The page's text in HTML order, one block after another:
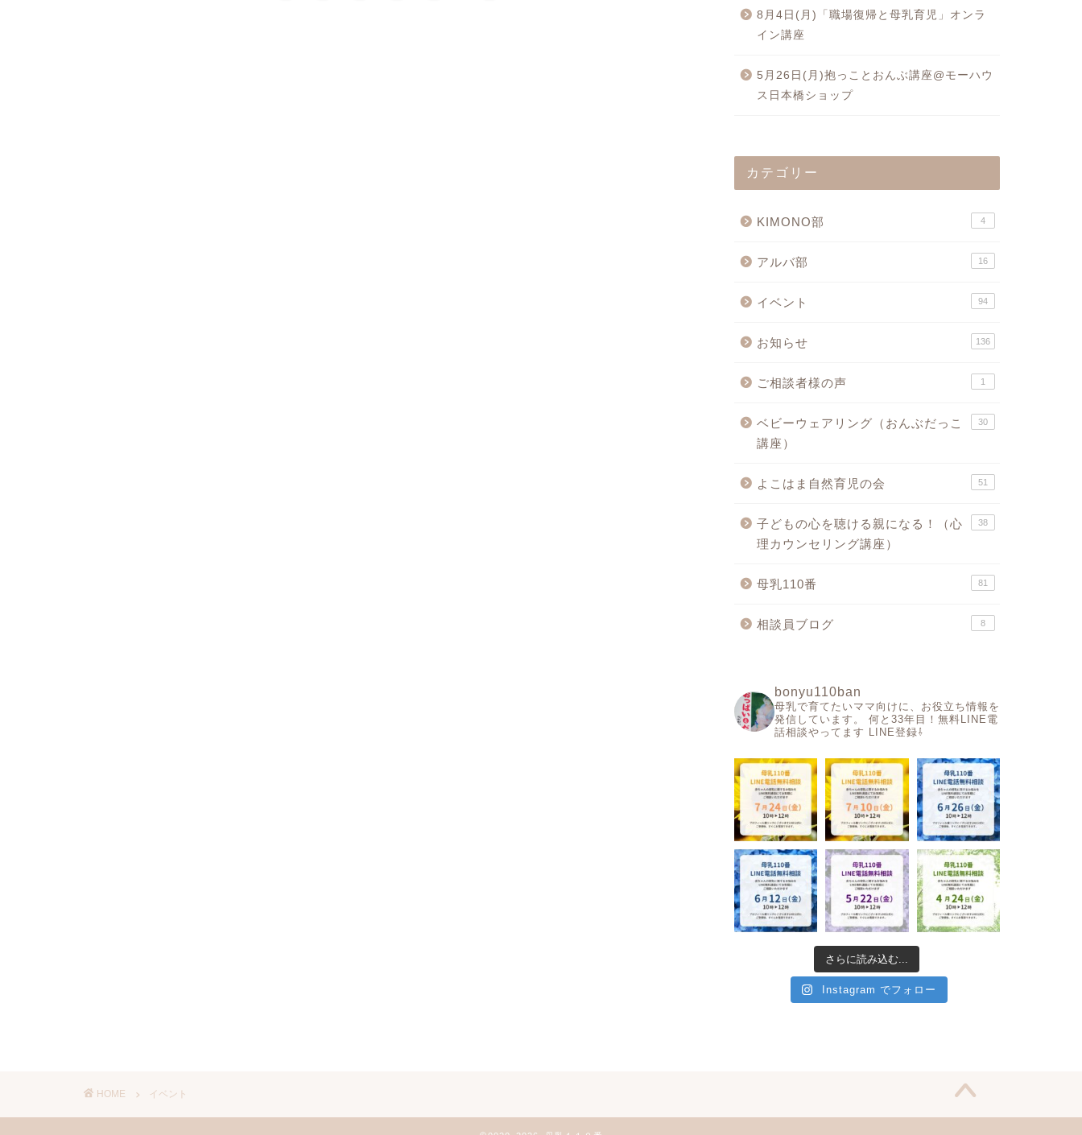
8月4日(月)「職場復帰と母乳育児」オンラ
イン講座
5月26日(月)抱っことおんぶ講座@モーハウ
ス日本橋ショップ
カテゴリー
KIMONO部 4
アルバ部 16
イベント 94
お知らせ 136
ご相談者様の声 1
ベビーウェアリング（おんぶだっこ
講座）
30
よこはま自然育児の会 51
子どもの心を聴ける親になる！（心
理カウンセリング講座）
38
母乳110番 81
相談員ブログ 8
bonyu110ban
母乳で育てたいママ向けに、お役立ち情報を
発信しています。
何と33年目！無料LINE電
話相談やってます LINE登録⇩
さらに読み込む...
Instagram でフォロー
HOME イベント